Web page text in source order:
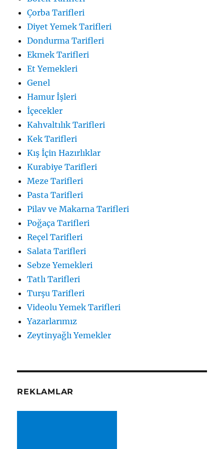
Çorba Tarifleri
Diyet Yemek Tarifleri
Dondurma Tarifleri
Ekmek Tarifleri
Et Yemekleri
Genel
Hamur İşleri
İçecekler
Kahvaltılık Tarifleri
Kek Tarifleri
Kış İçin Hazırlıklar
Kurabiye Tarifleri
Meze Tarifleri
Pasta Tarifleri
Pilav ve Makarna Tarifleri
Poğaça Tarifleri
Reçel Tarifleri
Salata Tarifleri
Sebze Yemekleri
Tatlı Tarifleri
Turşu Tarifleri
Videolu Yemek Tarifleri
Yazarlarımız
Zeytinyağlı Yemekler
REKLAMLAR